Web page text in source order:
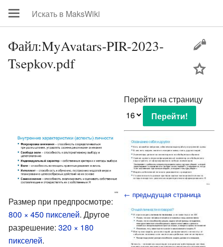
Файл:MyAvatars-PIR-2023-
Tsepkov.pdf
Размер при предпросмотре:
800 × 450 пикселей. Другое
разрешение: 320 × 180
пикселей.
Перейти на страницу
← предыдущая страница